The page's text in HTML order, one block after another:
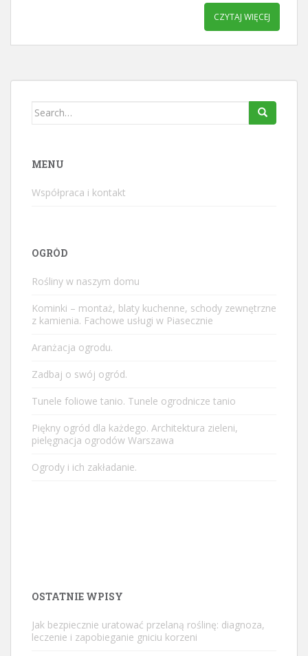
CZYTAJ WIĘCEJ
Search
MENU
Współpraca i kontakt
OGRÓD
Rośliny w naszym domu
Kominki – montaż, blaty kuchenne, schody zewnętrzne
z kamienia. Fachowe usługi w Piasecznie
Aranżacja ogrodu.
Zadbaj o swój ogród.
Tunele foliowe tanio. Tunele ogrodnicze tanio
Piękny ogród dla każdego. Architektura zieleni,
pielęgnacja ogrodów Warszawa
Ogrody i ich zakładanie.
OSTATNIE WPISY
Jak bezpiecznie uratować przelaną roślinę: diagnoza,
leczenie i zapobieganie gniciu korzeni